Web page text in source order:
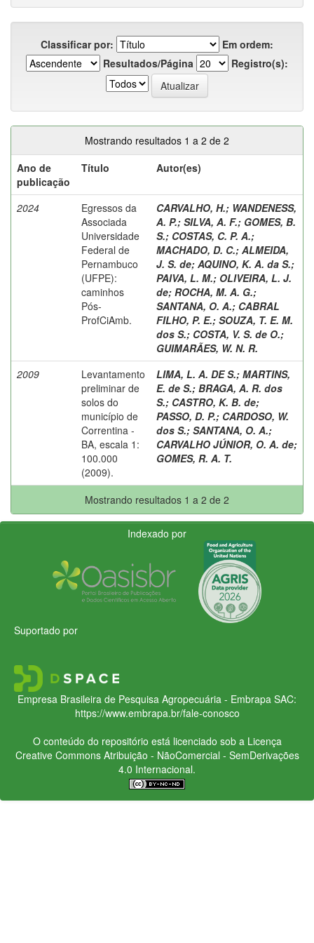
Classificar por:
Em ordem:
Resultados/Página
Registro(s):
Mostrando resultados 1 a 2 de 2
Ano de
publicação
Título Autor(es)
2024
Egressos da
Associada
Universidade
Federal de
Pernambuco
(UFPE):
caminhos
Pós-
ProfCiAmb.
CARVALHO, H.; WANDENESS,
A. P.; SILVA, A. F.; GOMES, B.
S.; COSTAS, C. P. A.;
MACHADO, D. C.; ALMEIDA,
J. S. de; AQUINO, K. A. da S.;
PAIVA, L. M.; OLIVEIRA, L. J.
de; ROCHA, M. A. G.;
SANTANA, O. A.; CABRAL
FILHO, P. E.; SOUZA, T. E. M.
dos S.; COSTA, V. S. de O.;
GUIMARÃES, W. N. R.
2009
Levantamento
preliminar de
solos do
município de
Correntina -
BA, escala 1:
100.000
(2009).
LIMA, L. A. DE S.; MARTINS,
E. de S.; BRAGA, A. R. dos
S.; CASTRO, K. B. de;
PASSO, D. P.; CARDOSO, W.
dos S.; SANTANA, O. A.;
CARVALHO JÚNIOR, O. A. de;
GOMES, R. A. T.
Mostrando resultados 1 a 2 de 2
Indexado por
Suportado por
Empresa Brasileira de Pesquisa Agropecuária - Embrapa SAC:
https://www.embrapa.br/fale-conosco
O conteúdo do repositório está licenciado sob a Licença
Creative CommonsAtribuição - NãoComercial - SemDerivações
4.0 Internacional.